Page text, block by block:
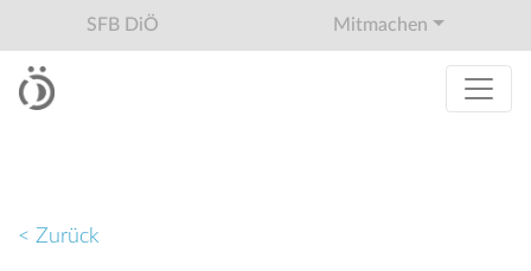
SFB DiÖ Mitmachen
< Zurück